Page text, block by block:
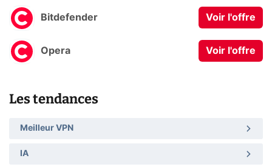
Bitdefender Voir l'offre
Opera Voir l'offre
Les tendances
Meilleur VPN
IA